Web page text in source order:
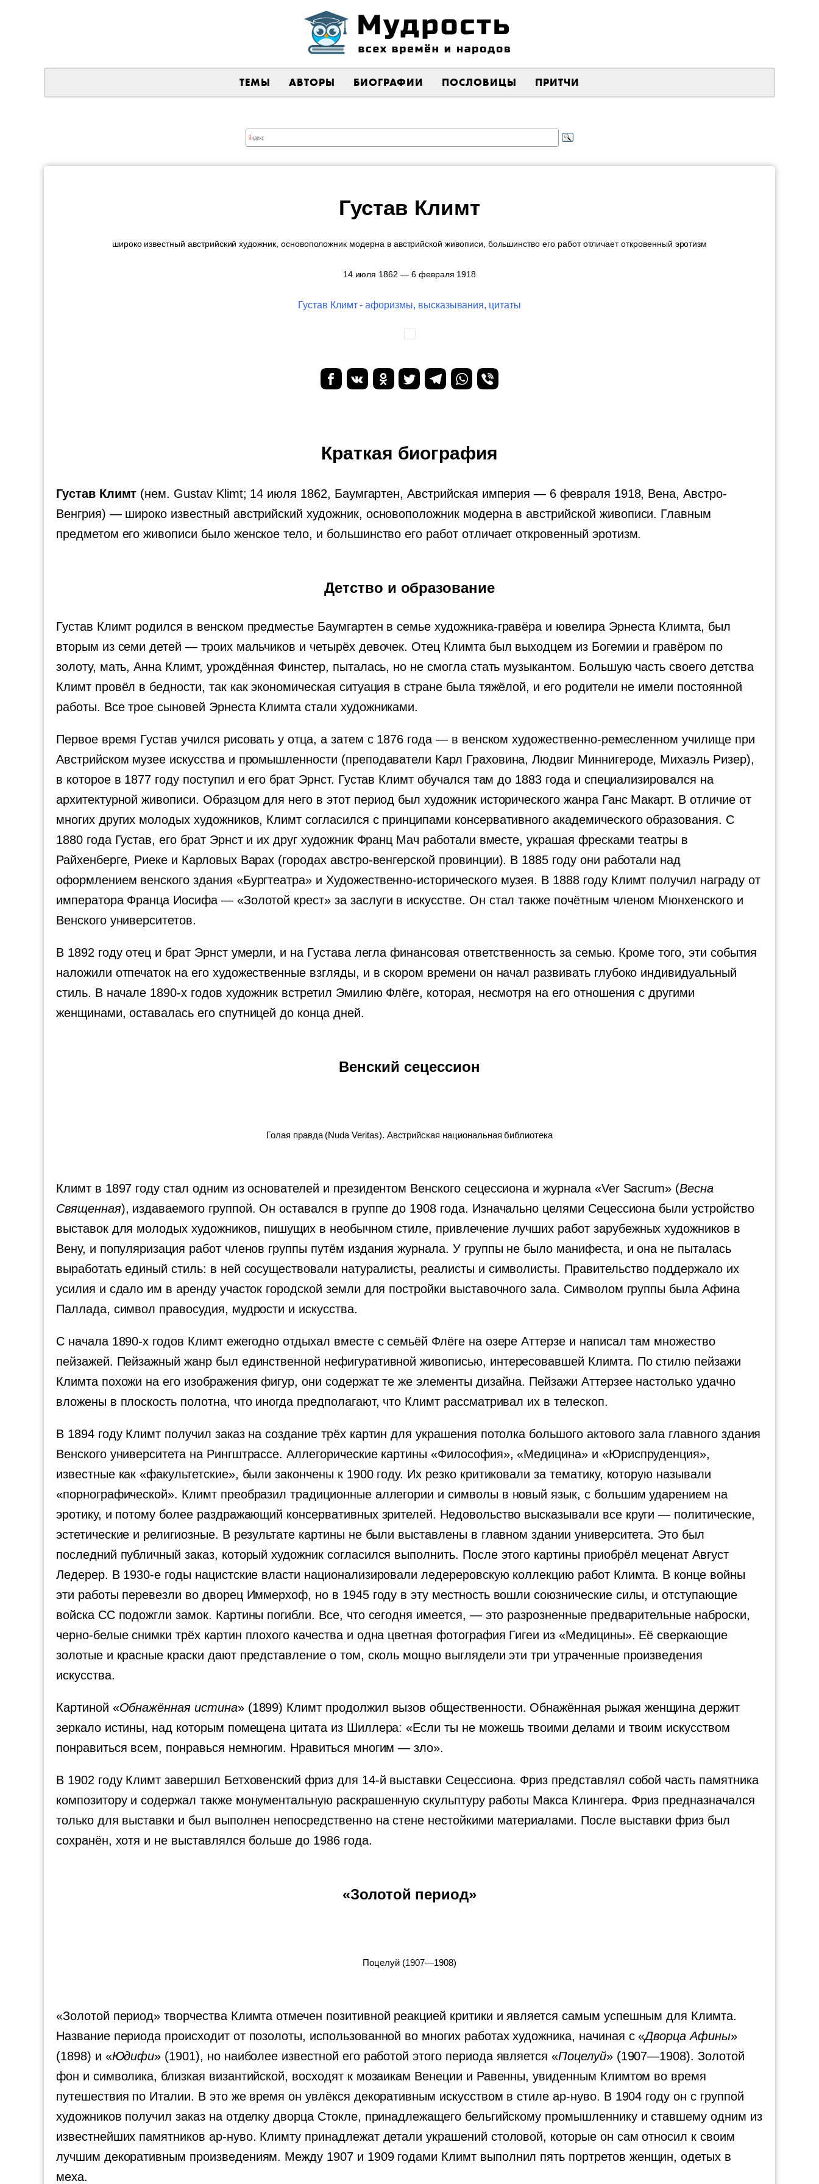
ТЕМЫ АВТОРЫ БИОГРАФИИ ПОСЛОВИЦЫ ПРИТЧИ
Густав Климт
широко известный австрийский художник, основоположник модерна в австрийской живописи, большинство его работ отличает откровенный эротизм
14 июля 1862 — 6 февраля 1918
Густав Климт - афоризмы, высказывания, цитаты
Краткая биография
Густав Климт (нем. Gustav Klimt; 14 июля 1862, Баумгартен, Австрийская империя — 6 февраля 1918, Вена, Австро-
Венгрия) — широко известный австрийский художник, основоположник модерна в австрийской живописи. Главным
предметом его живописи было женское тело, и большинство его работ отличает откровенный эротизм.
Детство и образование
Густав Климт родился в венском предместье Баумгартен в семье художника-гравёра и ювелира Эрнеста Климта, был
вторым из семи детей — троих мальчиков и четырёх девочек. Отец Климта был выходцем из Богемии и гравёром по
золоту, мать, Анна Климт, урождённая Финстер, пыталась, но не смогла стать музыкантом. Большую часть своего детства
Климт провёл в бедности, так как экономическая ситуация в стране была тяжёлой, и его родители не имели постоянной
работы. Все трое сыновей Эрнеста Климта стали художниками.
Первое время Густав учился рисовать у отца, а затем с 1876 года — в венском художественно-ремесленном училище при
Австрийском музее искусства и промышленности (преподаватели Карл Граховина, Людвиг Миннигероде, Михаэль Ризер),
в которое в 1877 году поступил и его брат Эрнст. Густав Климт обучался там до 1883 года и специализировался на
архитектурной живописи. Образцом для него в этот период был художник исторического жанра Ганс Макарт. В отличие от
многих других молодых художников, Климт согласился с принципами консервативного академического образования. С
1880 года Густав, его брат Эрнст и их друг художник Франц Мач работали вместе, украшая фресками театры в
Райхенберге, Риеке и Карловых Варах (городах австро-венгерской провинции). В 1885 году они работали над
оформлением венского здания «Бургтеатра» и Художественно-исторического музея. В 1888 году Климт получил награду от
императора Франца Иосифа — «Золотой крест» за заслуги в искусстве. Он стал также почётным членом Мюнхенского и
Венского университетов.
В 1892 году отец и брат Эрнст умерли, и на Густава легла финансовая ответственность за семью. Кроме того, эти события
наложили отпечаток на его художественные взгляды, и в скором времени он начал развивать глубоко индивидуальный
стиль. В начале 1890-х годов художник встретил Эмилию Флёге, которая, несмотря на его отношения с другими
женщинами, оставалась его спутницей до конца дней.
Венский сецессион
Голая правда (Nuda Veritas). Австрийская национальная библиотека
Климт в 1897 году стал одним из основателей и президентом Венского сецессиона и журнала «Ver Sacrum» (Весна
Священная), издаваемого группой. Он оставался в группе до 1908 года. Изначально целями Сецессиона были устройство
выставок для молодых художников, пишущих в необычном стиле, привлечение лучших работ зарубежных художников в
Вену, и популяризация работ членов группы путём издания журнала. У группы не было манифеста, и она не пыталась
выработать единый стиль: в ней сосуществовали натуралисты, реалисты и символисты. Правительство поддержало их
усилия и сдало им в аренду участок городской земли для постройки выставочного зала. Символом группы была Афина
Паллада, символ правосудия, мудрости и искусства.
С начала 1890-х годов Климт ежегодно отдыхал вместе с семьёй Флёге на озере Аттерзе и написал там множество
пейзажей. Пейзажный жанр был единственной нефигуративной живописью, интересовавшей Климта. По стилю пейзажи
Климта похожи на его изображения фигур, они содержат те же элементы дизайна. Пейзажи Аттерзее настолько удачно
вложены в плоскость полотна, что иногда предполагают, что Климт рассматривал их в телескоп.
В 1894 году Климт получил заказ на создание трёх картин для украшения потолка большого актового зала главного здания
Венского университета на Рингштрассе. Аллегорические картины «Философия», «Медицина» и «Юриспруденция»,
известные как «факультетские», были закончены к 1900 году. Их резко критиковали за тематику, которую называли
«порнографической». Климт преобразил традиционные аллегории и символы в новый язык, с большим ударением на
эротику, и потому более раздражающий консервативных зрителей. Недовольство высказывали все круги — политические,
эстетические и религиозные. В результате картины не были выставлены в главном здании университета. Это был
последний публичный заказ, который художник согласился выполнить. После этого картины приобрёл меценат Август
Ледерер. В 1930-е годы нацистские власти национализировали ледереровскую коллекцию работ Климта. В конце войны
эти работы перевезли во дворец Иммерхоф, но в 1945 году в эту местность вошли союзнические силы, и отступающие
войска СС подожгли замок. Картины погибли. Все, что сегодня имеется, — это разрозненные предварительные наброски,
черно-белые снимки трёх картин плохого качества и одна цветная фотография Гигеи из «Медицины». Её сверкающие
золотые и красные краски дают представление о том, сколь мощно выглядели эти три утраченные произведения
искусства.
Картиной «Обнажённая истина» (1899) Климт продолжил вызов общественности. Обнажённая рыжая женщина держит
зеркало истины, над которым помещена цитата из Шиллера: «Если ты не можешь твоими делами и твоим искусством
понравиться всем, понравься немногим. Нравиться многим — зло».
В 1902 году Климт завершил Бетховенский фриз для 14-й выставки Сецессиона. Фриз представлял собой часть памятника
композитору и содержал также монументальную раскрашенную скульптуру работы Макса Клингера. Фриз предназначался
только для выставки и был выполнен непосредственно на стене нестойкими материалами. После выставки фриз был
сохранён, хотя и не выставлялся больше до 1986 года.
«Золотой период»
Поцелуй (1907—1908)
«Золотой период» творчества Климта отмечен позитивной реакцией критики и является самым успешным для Климта.
Название периода происходит от позолоты, использованной во многих работах художника, начиная с «Дворца Афины»
(1898) и «Юдифи» (1901), но наиболее известной его работой этого периода является «Поцелуй» (1907—1908). Золотой
фон и символика, близкая византийской, восходят к мозаикам Венеции и Равенны, увиденным Климтом во время
путешествия по Италии. В это же время он увлёкся декоративным искусством в стиле ар-нуво. В 1904 году он с группой
художников получил заказ на отделку дворца Стокле, принадлежащего бельгийскому промышленнику и ставшему одним из
известнейших памятников ар-нуво. Климту принадлежат детали украшений столовой, которые он сам относил к своим
лучшим декоративным произведениям. Между 1907 и 1909 годами Климт выполнил пять портретов женщин, одетых в
меха.